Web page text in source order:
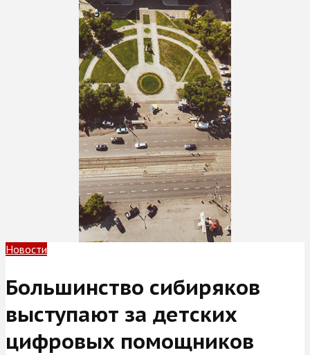
Новости
Большинство сибиряков
выступают за детских
цифровых помощников